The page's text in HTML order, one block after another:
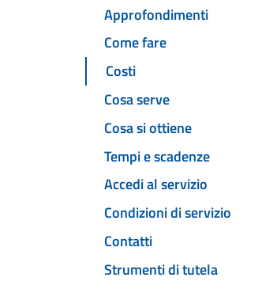
Approfondimenti
Come fare
Costi
Cosa serve
Cosa si ottiene
Tempi e scadenze
Accedi al servizio
Condizioni di servizio
Contatti
Strumenti di tutela